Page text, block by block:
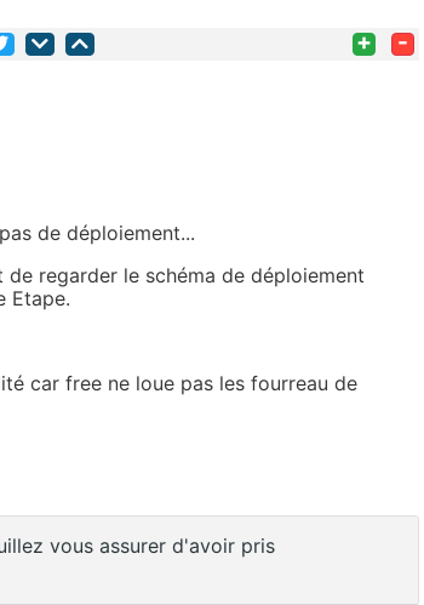
+ -
de déploiement...
regarder le schéma de déploiement
Etape.
car free ne loue pas les fourreau de
vous assurer d'avoir pris